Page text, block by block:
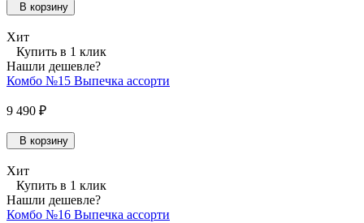
В корзину
Хит
Купить в 1 клик
Нашли дешевле?
Комбо №15 Выпечка ассорти
9 490 ₽
В корзину
Хит
Купить в 1 клик
Нашли дешевле?
Комбо №16 Выпечка ассорти